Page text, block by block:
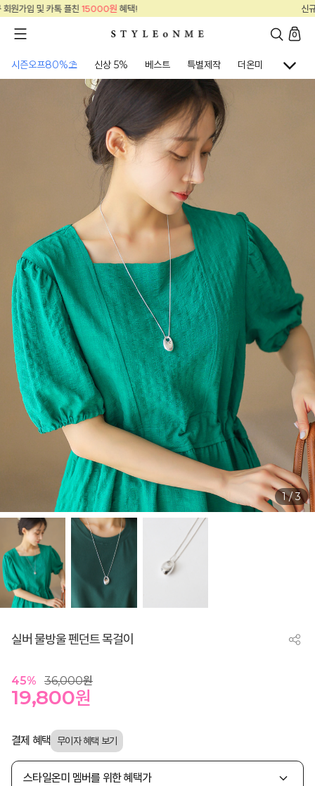
신규 회원가입 및 카톡 플친
0
시즌오프80%⛱ 신상 5% 베스트 특별제작 더온미 골프웨어
1/3
실버 물방울 펜던트 목걸이
45% 36,000원
19,800원
결제 혜택
스타일온미 멤버를 위한 혜택가